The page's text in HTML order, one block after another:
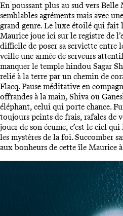
En poussant plus au sud vers Belle
semblables agréments mais avec
grand genre. Le luxe étoilé qui
Maurice joue ici sur le registre de
difficile de poser sa serviette entre
veille une armée de serveurs
manquer le temple hindou Sagar
relié à la terre par un chemin de
Flacq. Pause méditative en
offrandes à la main, Shiva ou
éléphant, celui qui porte chance.
toujours peints de frais, rafales de
jouer de son écume, c’est le ciel
les mystères de la foi. Succomber
aux bonheurs de cette île Maurice